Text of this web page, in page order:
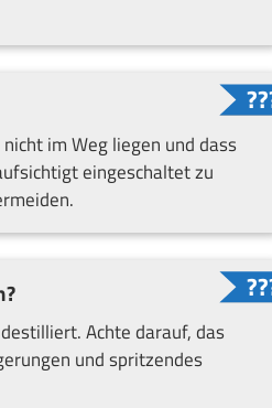
im Weg liegen und dass
eingeschaltet zu
Achte darauf, das
und spritzendes